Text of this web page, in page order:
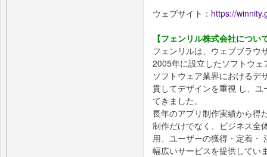
ウェブサイト： https://
【フェンリル株式会社につい
フェンリルは、ウェブブラウ
2005年に設立したソフトウ
ソフトウェア業界におけるデ
貫してデザインを重視 し、
てきました。
長年のアプリ制作実績から得
制作だけでなく、ビジネス全
用、ユーザーの獲得・定着・
幅広いサービスを提供してい